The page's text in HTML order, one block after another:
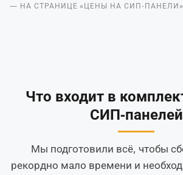
— НА СТРАНИЦЕ «ЦЕНЫ НА СИП-
Что входит в
СИП-панелей
Мы подготовили всё, чтобы
рекордно мало времени и